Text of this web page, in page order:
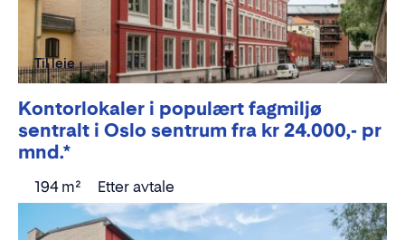
Kontorlokaler i populært fagmiljø
sentralt i Oslo sentrum fra kr 24.000,- pr
mnd.*
194 m² Etter avtale
Til leie